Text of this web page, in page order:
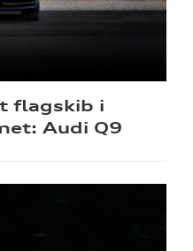
flagskib i
Audi Q9